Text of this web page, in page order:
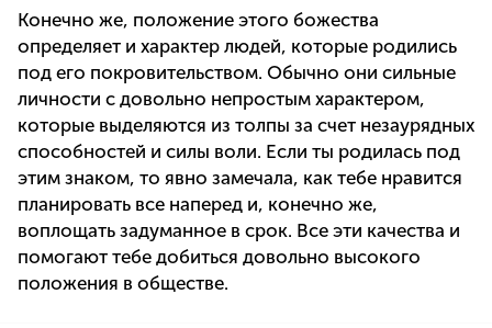
Конечно же, положение этого божества
определяет и характер людей, которые родились
под его покровительством. Обычно они сильные
личности с довольно непростым характером,
которые выделяются из толпы за счет незаурядных
способностей и силы воли. Если ты родилась под
этим знаком, то явно замечала, как тебе нравится
планировать все наперед и, конечно же,
воплощать задуманное в срок. Все эти качества и
помогают тебе добиться довольно высокого
положения в обществе.